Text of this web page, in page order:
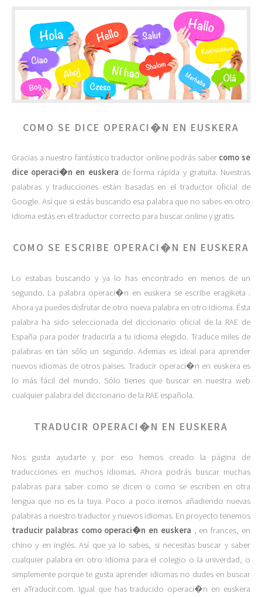
COMO SE DICE OPERACI�N EN EUSKERA
Gracias a nuestro fantástico traductor online podrás saber como se
dice operaci�n en euskera de forma rápida y gratuita. Nuestras
palabras y traducciones están basadas en el traductor oficial de
Google. Así que si estás buscando esa palabra que no sabes en otro
idioma estás en el traductor correcto para buscar online y gratis.
COMO SE ESCRIBE OPERACI�N EN EUSKERA
Lo estabas buscando y ya lo has encontrado en menos de un
segundo. La palabra operaci�n en euskera se escribe eragiketa .
Ahora ya puedes disfrutar de otro nueva palabra en otro idioma. Ésta
palabra ha sido seleccionada del diccionario oficial de la RAE de
España para poder traducirla a tu idioma elegido. Traduce miles de
palabras en tán sólo un segundo. Ademas es ideal para aprender
nuevos idiomas de otros paises. Traducir operaci�n en euskera es
lo más fácil del mundo. Sólo tienes que buscar en nuestra web
cualquier palabra del diccionario de la RAE española.
TRADUCIR OPERACI�N EN EUSKERA
Nos gusta ayudarte y por eso hemos creado la página de
traducciones en muchos idiomas. Ahora podrás buscar muchas
palabras para saber como se dicen o como se escriben en otra
lengua que no es la tuya. Poco a poco iremos añadiendo nuevas
palabras a nuestro traductor y nuevos idiomas. En proyecto tenemos
traducir palabras como operaci�n en euskera
, en frances, en
chino y en inglés. Así que ya lo sabes, si necesitas buscar y saber
cualquier palabra en otro idioma para el colegio o la univerdad, o
simplemente porque te gusta aprender idiomas no dudes en buscar
en aTraducir.com. Igual que has traducido operaci�n en euskera